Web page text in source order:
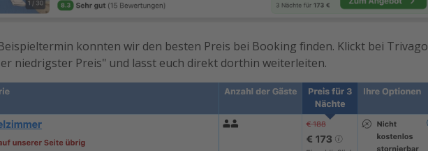
konnten wir den besten Preis bei Booking finden. Klickt bei Trivago
niedrigster Preis" und lasst euch direkt dorthin weiterleiten.